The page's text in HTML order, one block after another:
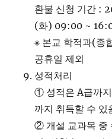
환불 신청 기간 :
(화) 09:00 ~
※ 본교 학적과(종
공휴일 제외
성적처리
① 성적은 A급까
까지 취득할 수 있
② 개설 교과목 중